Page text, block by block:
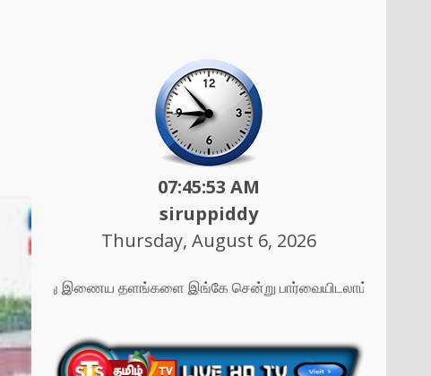
07:45:55 AM
siruppiddy
Thursday, August 6, 2026
எமது இணைய தளங்களை இங்கே சென்று பார்வையிடலாம் ....